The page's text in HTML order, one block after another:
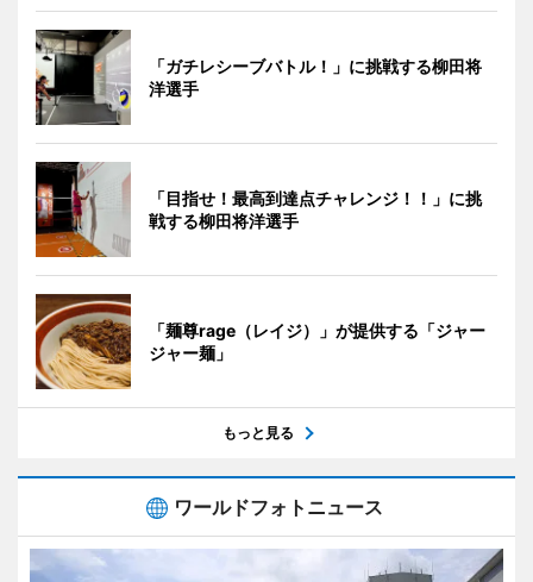
「ガチレシーブバトル！」に挑戦する柳田将
洋選手
「目指せ！最高到達点チャレンジ！！」に挑
戦する柳田将洋選手
「麺尊rage（レイジ）」が提供する「ジャー
ジャー麺」
もっと見る
ワールドフォトニュース